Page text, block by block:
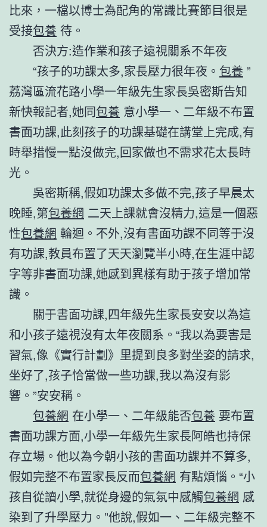
比來，一檔以博士為配角的常識比賽節目很是
受接包養 待。
否決方:造作業和孩子遠視關系不年夜
“孩子的功課太多,家長壓力很年夜。 包養 ”
荔灣區流花路小學一年級先生家長吳密斯告知
新快報記者,她同包養 意小學一、二年級不布置
書面功課,此刻孩子的功課基礎在講堂上完成,有
時舉措慢一點沒做完,回家做也不需求花太長時
光。
吳密斯稱,假如功課太多做不完,孩子早晨太
晚睡,第包養網 二天上課就會沒精力,這是一個惡
性包養網 輪迴。不外,沒有書面功課不同等于沒
有功課,教員布置了天天瀏覽半小時,在生涯中認
字等非書面功課,她感到異樣有助于孩子增加常
識。
關于書面功課,四年級先生家長安安以為這
和小孩子遠視沒有太年夜關系。“我以為要害是
習氣,像《實行計劃》里提到良多對坐姿的請求,
坐好了,孩子恰當做一些功課,我以為沒有影
響。”安安稱。
包養網 在小學一、二年級能否包養 要布置
書面功課方面,小學一年級先生家長阿皓也持保
存立場。他以為今朝小孩的書面功課并不算多,
假如完整不布置家長反而包養網 有點煩惱。“小
孩自從讀小學,就從身邊的氣氛中感觸包養網 感
染到了升學壓力。”他說,假如一、二年級完整不